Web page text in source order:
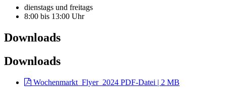
dienstags und freitags
8:00 bis 13:00 Uhr
Downloads
Downloads
Wochenmarkt_Flyer_2024 PDF-Datei | 2 MB